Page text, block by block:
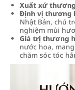
Xuất xứ
Định vị thương
Nhật Bản, chú
nghiệm mùi
Giá trị thương
nước hoa,
chăm sóc tóc